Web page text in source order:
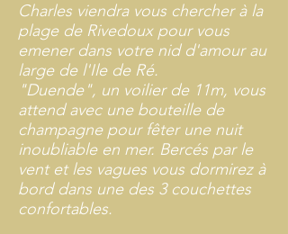
Charles viendra vous chercher à la
plage de Rivedoux pour vous
emener dans votre nid d'amour au
large de l'Ile de Ré.
"Duende", un voilier de 11m, vous
attend avec une bouteille de
champagne pour fêter une nuit
inoubliable en mer. Bercés par le
vent et les vagues vous dormirez à
bord dans une des 3 couchettes
confortables.